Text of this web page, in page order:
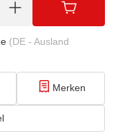
(DE - Ausland
Merken